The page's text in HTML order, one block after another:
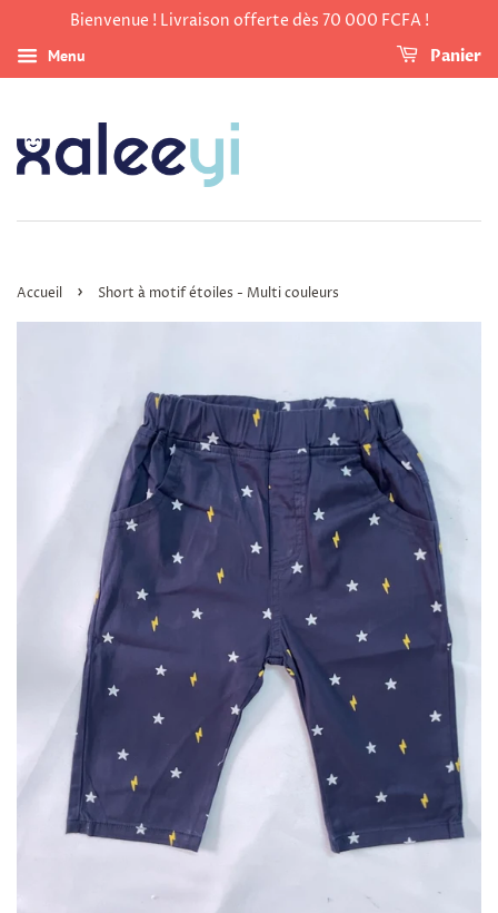
Bienvenue ! Livraison offerte dès 70 000 FCFA !
Menu Panier
Accueil › Short à motif étoiles - Multi couleurs